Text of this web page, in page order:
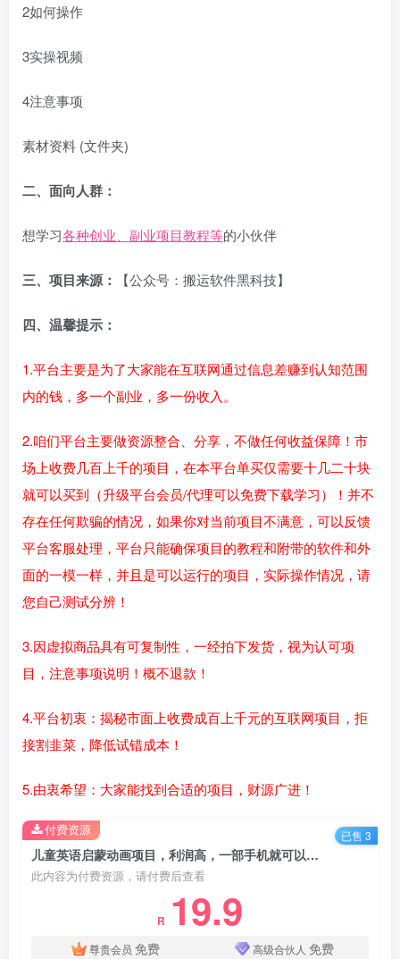
2如何操作
3实操视频
4注意事项
素材资料 (文件夹)
二、面向人群：
想学习各种创业、副业项目教程等的小伙伴
三、项目来源： 【公众号：搬运软件黑科技】
四、温馨提示：
1.平台主要是为了大家能在互联网通过信息差赚到认知范围
内的钱，多一个副业，多一份收入。
2.咱们平台主要做资源整合、分享，不做任何收益保障！市
场上收费几百上千的项目，在本平台单买仅需要十几二十块
就可以买到（升级平台会员/代理可以免费下载学习）！并不
存在任何欺骗的情况，如果你对当前项目不满意，可以反馈
平台客服处理，平台只能确保项目的教程和附带的软件和外
面的一模一样，并且是可以运行的项目，实际操作情况，请
您自己测试分辨！
3.因虚拟商品具有可复制性，一经拍下发货，视为认可项
目，注意事项说明！概不退款！
4.平台初衷：揭秘市面上收费成百上千元的互联网项目，拒
接割韭菜，降低试错成本！
5.由衷希望：大家能找到合适的项目，财源广进！
儿童英语启蒙动画项目，利润高，一部手机就可以长期操作（教务+素材）
此内容为付费资源，请付费后查看
R 19.9
尊贵会员 免费 高级合伙人 免费
付费资源 已售 3